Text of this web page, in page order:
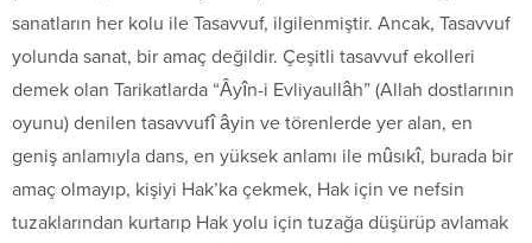
sanatların her kolu ile Tasavvuf, ilgilenmiştir. Ancak, Tasavvuf
yolunda sanat, bir amaç değildir. Çeşitli tasavvuf ekolleri
demek olan Tarikatlarda “Âyîn-i Evliyaullâh” (Allah dostlarının
oyunu) denilen tasavvufî âyin ve törenlerde yer alan, en
geniş anlamıyla dans, en yüksek anlamı ile mûsıkî, burada bir
amaç olmayıp, kişiyi Hak’ka çekmek, Hak için ve nefsin
tuzaklarından kurtarıp Hak yolu için tuzağa düşürüp avlamak